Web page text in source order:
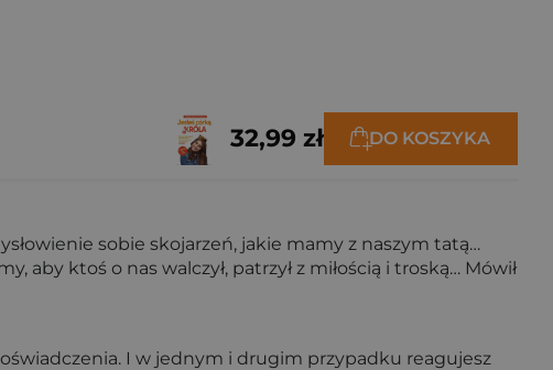
32,99 zł DO KOSZYKA
sobie skojarzeń, jakie mamy z naszym tatą…
aby ktoś o nas walczył, patrzył z miłością i troską… Mówił
I w jednym i drugim przypadku reagujesz